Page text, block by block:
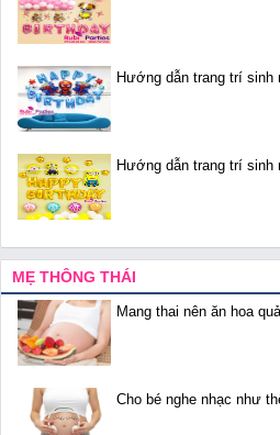
Hướng dẫn trang trí sinh
Hướng dẫn trang trí sinh
MẸ THÔNG THÁI
Mang thai nên ăn hoa
Cho bé nghe nhạc như